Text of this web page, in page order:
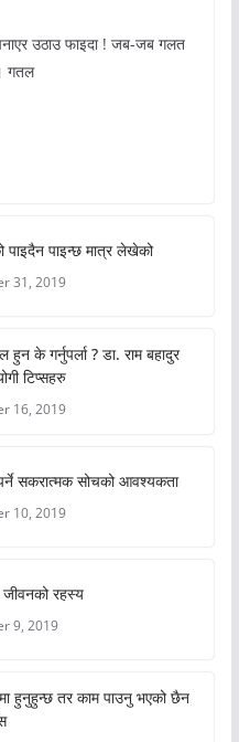
उठाउ फाइदा ! जब-जब गलत
गतल
पाइदैन पाइन्छ मात्र लेखेको
31, 2019
के गर्नुपर्ला ? डा. राम बहादुर
टिप्सहरु
16, 2019
सकरात्मक सोचको आवश्यकता
10, 2019
जीवनको रहस्य
9, 2019
हुनुहुन्छ तर काम पाउनु भएको छैन